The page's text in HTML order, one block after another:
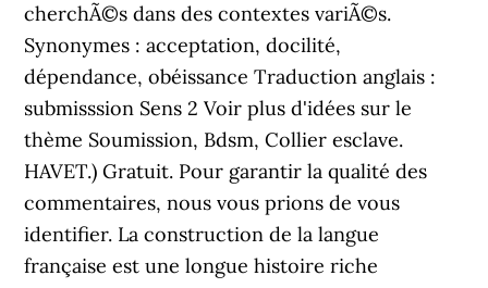
cherchÃ©s dans des contextes variÃ©s.
Synonymes : acceptation, docilité,
dépendance, obéissance Traduction anglais :
submisssion Sens 2 Voir plus d'idées sur le
thème Soumission, Bdsm, Collier esclave.
HAVET.) Gratuit. Pour garantir la qualité des
commentaires, nous vous prions de vous
identifier. La construction de la langue
française est une longue histoire riche